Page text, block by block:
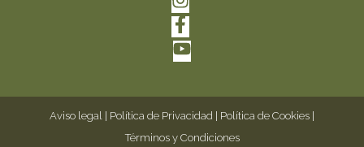
Aviso legal Política de Privacidad Política de Cookies
Términos y Condiciones